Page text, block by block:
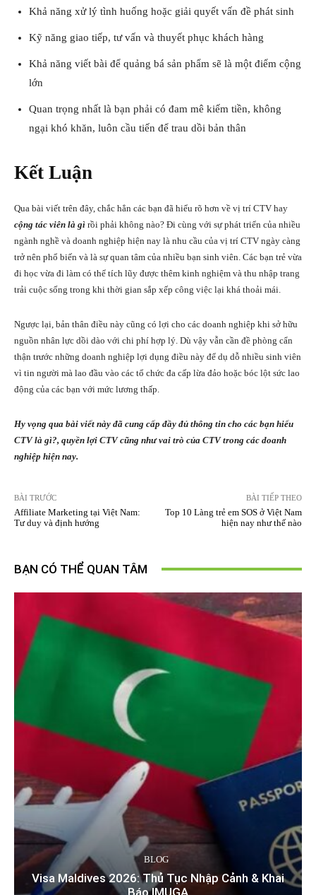
Khả năng xử lý tình huống hoặc giải quyết vấn đề phát sinh
Kỹ năng giao tiếp, tư vấn và thuyết phục khách hàng
Khả năng viết bài để quảng bá sản phẩm sẽ là một điểm cộng
lớn
Quan trọng nhất là bạn phải có đam mê kiếm tiền, không
ngại khó khăn, luôn cầu tiến để trau dồi bản thân
Kết Luận
Qua bài viết trên đây, chắc hẳn các bạn đã hiểu rõ hơn về vị trí CTV hay
cộng tác viên là gì rồi phải không nào? Đi cùng với sự phát triển của nhiều
ngành nghề và doanh nghiệp hiện nay là nhu cầu của vị trí CTV ngày càng
trở nên phổ biến và là sự quan tâm của nhiều bạn sinh viên. Các bạn trẻ vừa
đi học vừa đi làm có thể tích lũy được thêm kinh nghiệm và thu nhập trang
trải cuộc sống trong khi thời gian sắp xếp công việc lại khá thoải mái.
Ngược lại, bản thân điều này cũng có lợi cho các doanh nghiệp khi sở hữu
nguồn nhân lực dồi dào với chi phí hợp lý. Dù vậy vẫn cần đề phòng cẩn
thận trước những doanh nghiệp lợi dụng điều này để dụ dỗ nhiều sinh viên
vì tin người mà lao đầu vào các tổ chức đa cấp lừa đảo hoặc bóc lột sức lao
động của các bạn với mức lương thấp.
Hy vọng qua bài viết này đã cung cấp đầy đủ thông tin cho các bạn hiểu
CTV là gì?, quyền lợi CTV cũng như vai trò của CTV trong các doanh
nghiệp hiện nay.
BÀI TRƯỚC
Affiliate Marketing tại Việt Nam:
Tư duy và định hướng
BÀI TIẾP THEO
Top 10 Làng trẻ em SOS ở Việt Nam
hiện nay như thế nào
BẠN CÓ THỂ QUAN TÂM
BLOG
Visa Maldives 2026: Thủ Tục Nhập Cảnh & Khai
Báo IMUGA